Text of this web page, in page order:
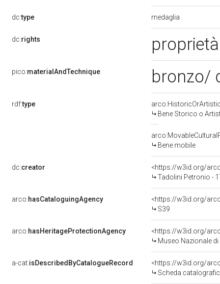
dc:type medaglia
dc:rights
pico:materialAndTechnique bronzo/
rdf:type
Bene Storico o
Bene mobile
dc:creator
<https://w3id.org/
Tadolini Petronio -
arco:hasCataloguingAgency
<https://w3id.org/
S39
arco:hasHeritageProtectionAgency
<https://w3id.org/
Museo Nazionale di
a-cat:isDescribedByCatalogueRecord
<https://w3id.org/
Scheda